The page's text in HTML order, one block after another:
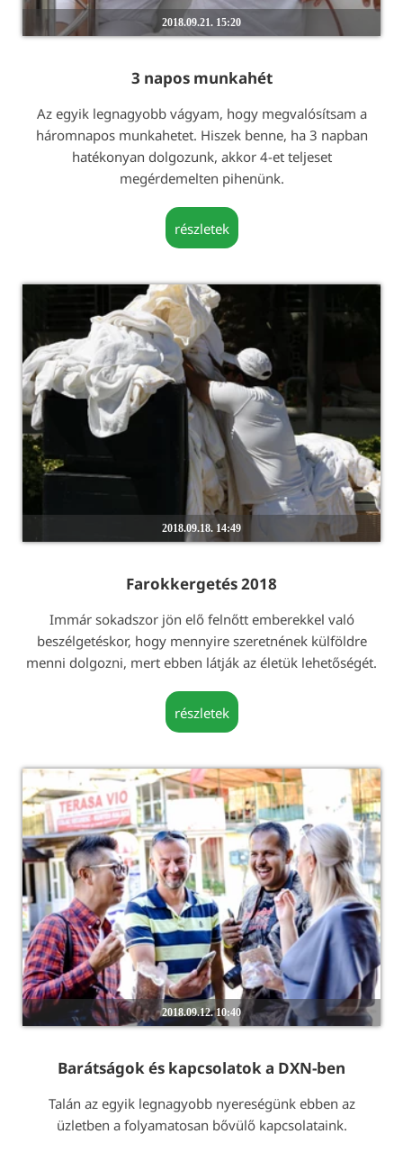
2018.09.21. 15:20
3 napos munkahét
Az egyik legnagyobb vágyam, hogy megvalósítsam a
háromnapos munkahetet. Hiszek benne, ha 3 napban
hatékonyan dolgozunk, akkor 4-et teljeset
megérdemelten pihenünk.
részletek
2018.09.18. 14:49
Farokkergetés 2018
Immár sokadszor jön elő felnőtt emberekkel való
beszélgetéskor, hogy mennyire szeretnének külföldre
menni dolgozni, mert ebben látják az életük lehetőségét.
részletek
2018.09.12. 10:40
Barátságok és kapcsolatok a DXN-ben
Talán az egyik legnagyobb nyereségünk ebben az
üzletben a folyamatosan bővülő kapcsolataink.